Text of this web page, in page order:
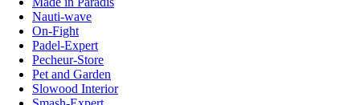
Nauti-wave
On-Fight
Padel-Expert
Pecheur-Store
Pet and Garden
Slowood Interior